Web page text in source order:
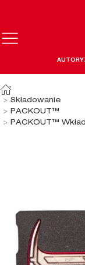
Składowanie
PACKOUT™
PACKOUT™